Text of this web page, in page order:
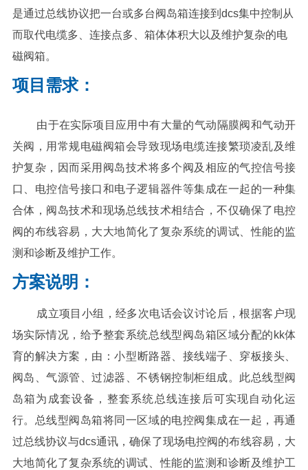
是通过总线协议把一台或多台阀岛箱连接到dcs集中控制从
而取代电缆多、连接点多、箱体体积大以及维护复杂的电
磁阀箱。
项目需求：
由于在实际项目应用中有大量的气动隔膜阀和气动开
关阀，用常规电磁阀箱会导致现场电缆连接繁琐凌乱及维
护复杂，因而采用阀岛技术将多个阀及相应的气控信号接
口、电控信号接口和电子逻辑器件等集成在一起的一种集
合体，阀岛技术和现场总线技术相结合，不仅确保了电控
阀的布线容易，大大地简化了复杂系统的调试、性能的监
测和诊断及维护工作。
方案说明：
成立项目小组，经多次电话会议讨论后，根据客户现
场实际情况，给予整套系统总线型阀岛箱区域分配的kk体
育的解决方案， 由：小型断路器、接线端子、穿板接头、
阀岛、气源管、过滤器、不锈钢控制柜组成。此总线型阀
岛箱为成套设备，整套系统总线连接后可实现自动化运
行。总线型阀岛箱将同一区域的电控阀集成在一起，再通
过总线协议与dcs通讯，确保了现场电控阀的布线容易，大
大地简化了复杂系统的调试、性能的监测和诊断及维护工